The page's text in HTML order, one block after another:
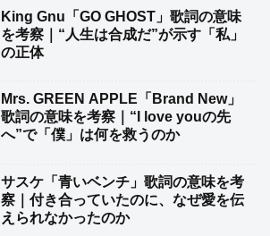
King Gnu「GO GHOST」歌詞の意味
を考察｜“人生は合成だ”が示す「私」
の正体
Mrs. GREEN APPLE「Brand New」
歌詞の意味を考察｜“I love youの先
へ”で「僕」は何を救うのか
サスケ「青いベンチ」歌詞の意味を考
察｜付き合っていたのに、なぜ愛を伝
えられなかったのか